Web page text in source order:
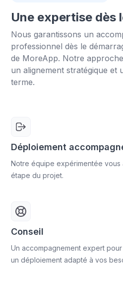
Une expertise dès
Nous garantissons un
professionnel dès le
de MoreApp. Notre
un alignement stratégique et
terme.
Déploiement
Notre équipe expérimentée vous
étape du projet.
Conseil
Un accompagnement expert
un déploiement adapté à vos